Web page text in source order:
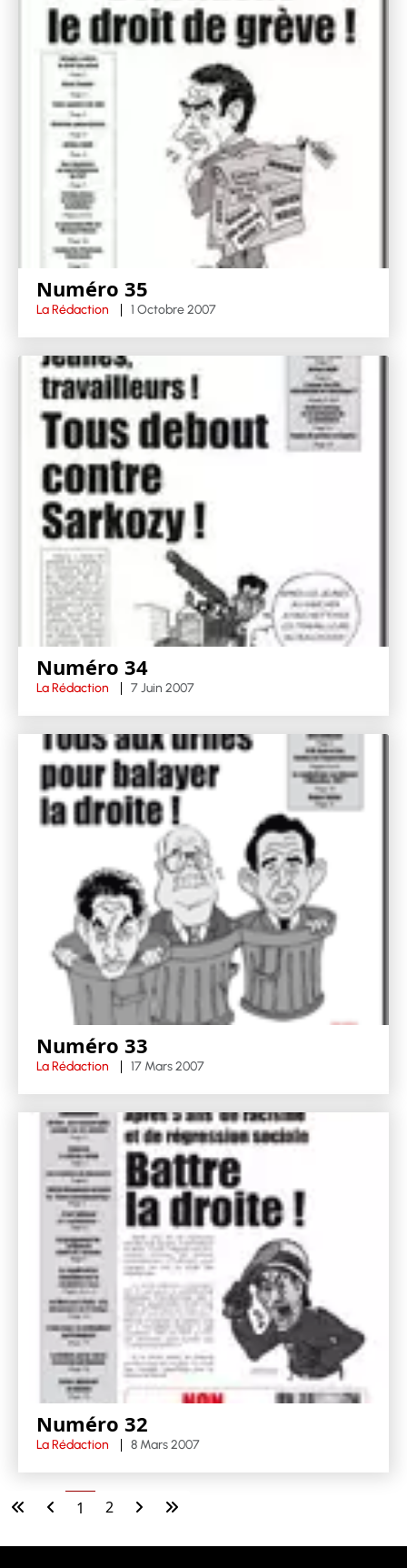
Numéro 35
La Rédaction 1 Octobre 2007
Numéro 34
La Rédaction 7 Juin 2007
Numéro 33
La Rédaction 17 Mars 2007
Numéro 32
La Rédaction 8 Mars 2007
1 2